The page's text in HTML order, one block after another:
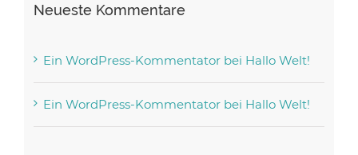
Neueste Kommentare
Ein WordPress-Kommentatorbei Hallo Welt!
Ein WordPress-Kommentatorbei Hallo Welt!